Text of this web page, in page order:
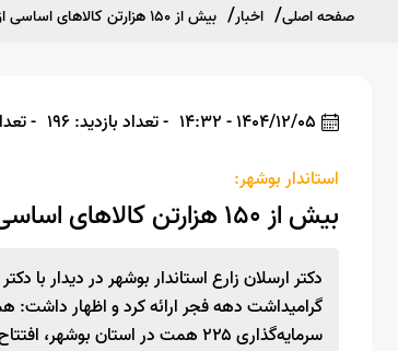
صفحه اصلی اخبار بیش از ۱۵۰ هزارتن کالاهای اساسی از بنادر استان بوشهر تخلیه شد
1404/12/05 - 14:32 - تعداد بازدید: 196 -
استاندار بوشهر:
بیش از ۱۵۰ هزارتن کالاهای اساسی از بنادر استان بوشهر تخلیه شد
دکتر ارسلان زارع استاندار بوشهر در دیدار
سرمایه‌گذاری ۲۲۵ همت در استان بوشهر، افتتاح یا اجرایی شد.